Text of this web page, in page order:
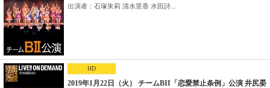
出演者：石塚朱莉 清水里香 水田詩...
HD
2019年1月22日（火） チームBII「恋愛禁止条例」公演 井尻晏